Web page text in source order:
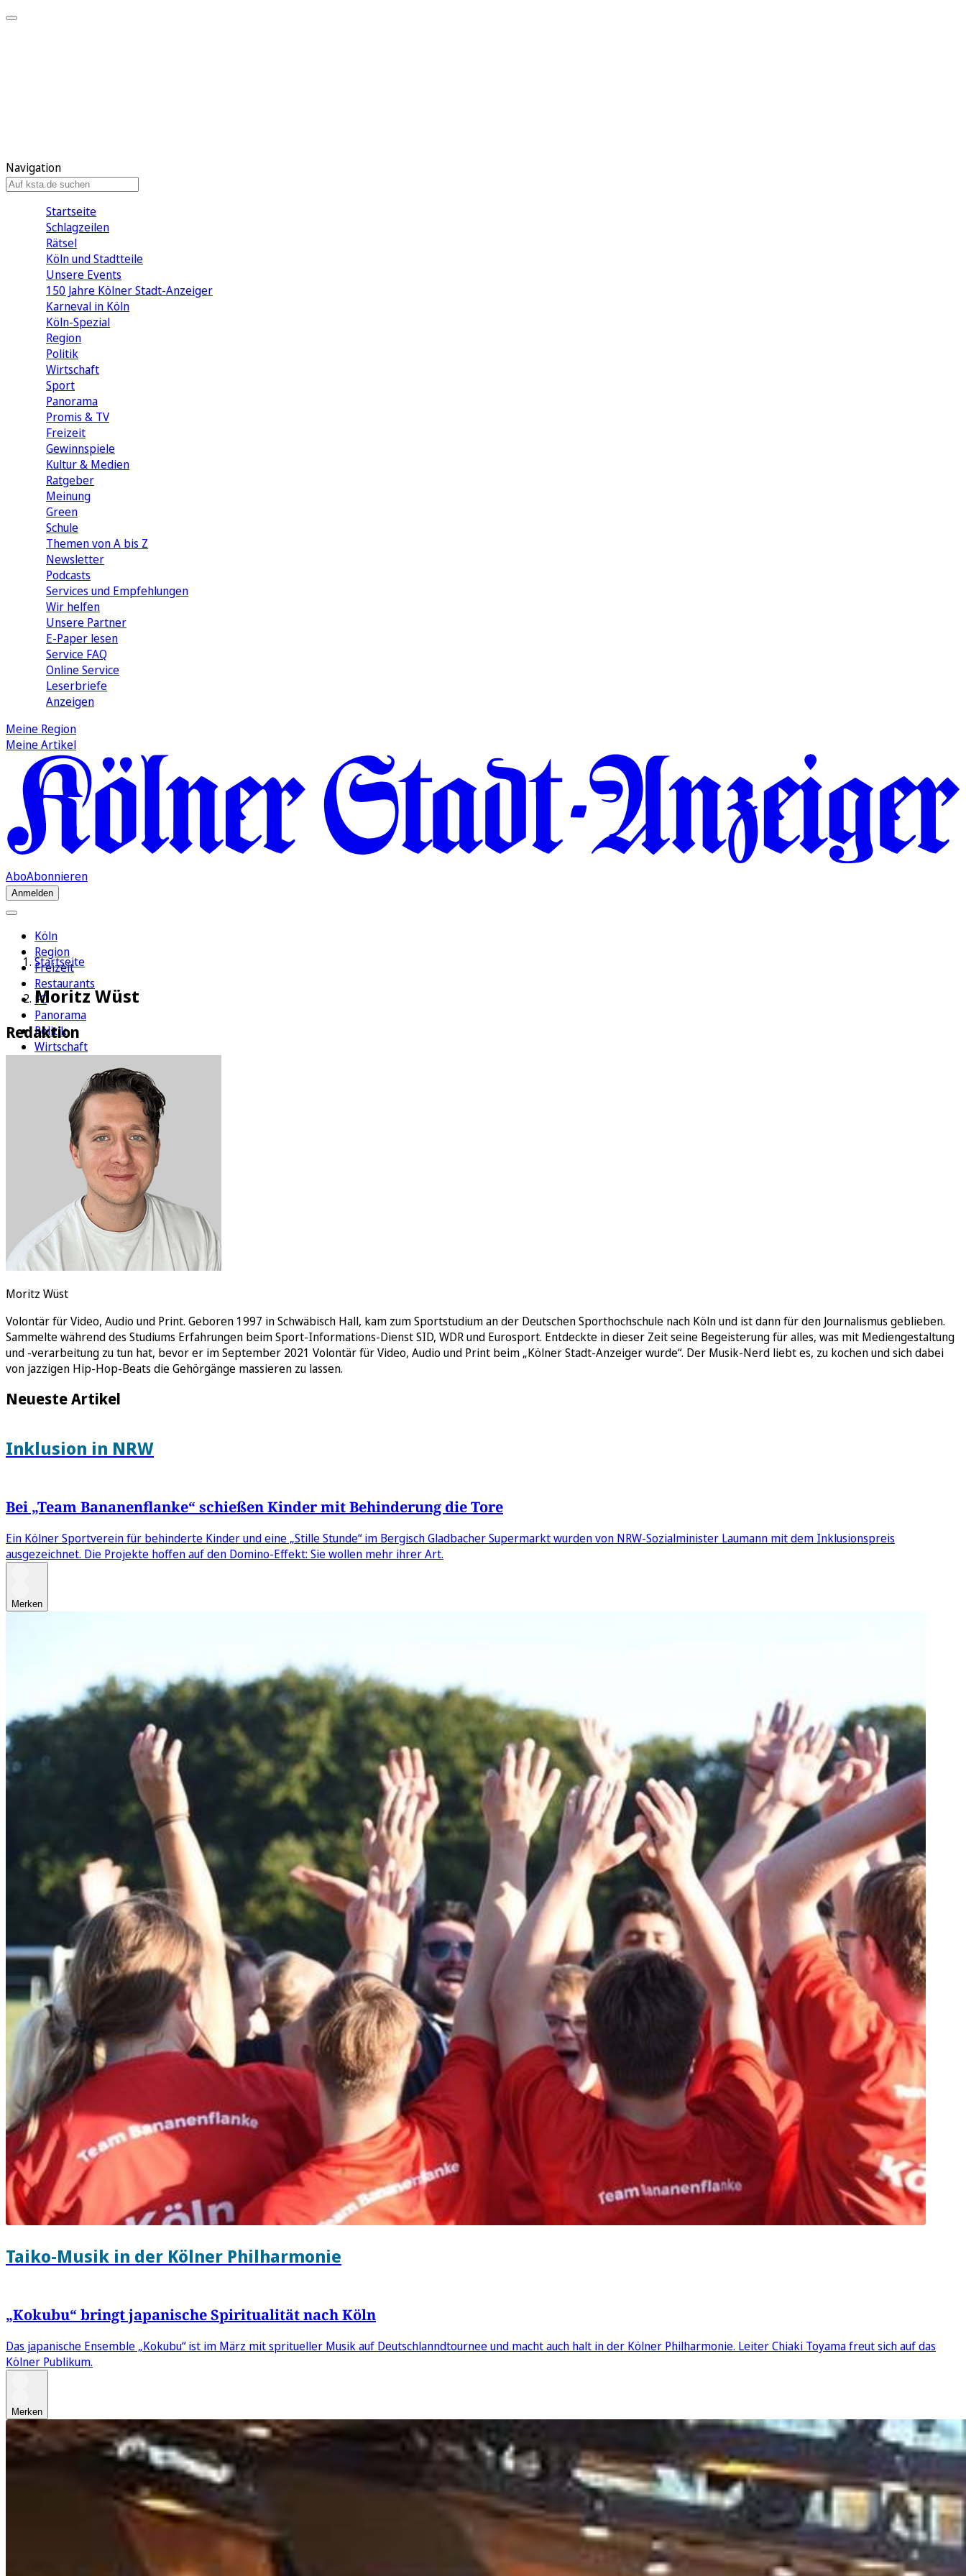
Navigation
Startseite
Schlagzeilen
Rätsel
Köln und Stadtteile
Unsere Events
150 Jahre Kölner Stadt-Anzeiger
Karneval in Köln
Köln-Spezial
Region
Politik
Wirtschaft
Sport
Panorama
Promis & TV
Freizeit
Gewinnspiele
Kultur & Medien
Ratgeber
Meinung
Green
Schule
Themen von A bis Z
Newsletter
Podcasts
Services und Empfehlungen
Wir helfen
Unsere Partner
E-Paper lesen
Service FAQ
Online Service
Leserbriefe
Anzeigen
Meine Region
Meine Artikel
AboAbonnieren
Anmelden
Köln
Region
Freizeit
Restaurants
FC
Panorama
Politik
Wirtschaft
Newsletter
E-Paper
Startseite
Moritz Wüst
Redaktion
Moritz Wüst
Volontär für Video, Audio und Print. Geboren 1997 in Schwäbisch Hall, kam zum Sportstudium an der Deutschen Sporthochschule nach Köln und ist dann für den Journalismus geblieben.
Sammelte während des Studiums Erfahrungen beim Sport-Informations-Dienst SID, WDR und Eurosport. Entdeckte in dieser Zeit seine Begeisterung für alles, was mit Mediengestaltung
und -verarbeitung zu tun hat, bevor er im September 2021 Volontär für Video, Audio und Print beim „Kölner Stadt-Anzeiger wurde“. Der Musik-Nerd liebt es, zu kochen und sich dabei
von jazzigen Hip-Hop-Beats die Gehörgänge massieren zu lassen.
Neueste Artikel
Inklusion in NRW
Bei „Team Bananenflanke“ schießen Kinder mit Behinderung die Tore
Ein Kölner Sportverein für behinderte Kinder und eine „Stille Stunde“ im Bergisch Gladbacher Supermarkt wurden von NRW-Sozialminister Laumann mit dem Inklusionspreis
ausgezeichnet. Die Projekte hoffen auf den Domino-Effekt: Sie wollen mehr ihrer Art.
Merken
Taiko-Musik in der Kölner Philharmonie
„Kokubu“ bringt japanische Spiritualität nach Köln
Das japanische Ensemble „Kokubu“ ist im März mit spritueller Musik auf Deutschlanndtournee und macht auch halt in der Kölner Philharmonie. Leiter Chiaki Toyama freut sich auf das
Kölner Publikum.
Merken